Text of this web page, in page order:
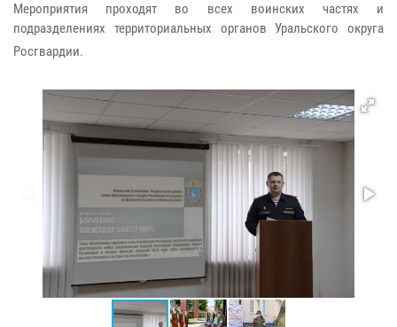
Мероприятия проходят во всех воинских частях и
подразделениях территориальных органов Уральского округа
Росгвардии.